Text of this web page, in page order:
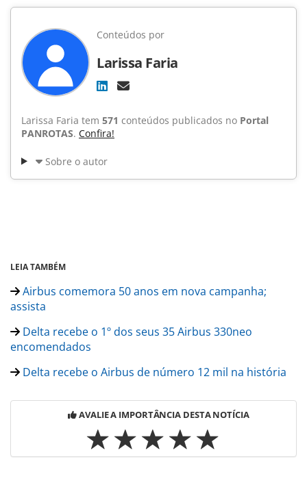
Conteúdos por
Larissa Faria
Larissa Faria tem 571 conteúdos publicados no Portal
PANROTAS. Confira!
Sobre o autor
LEIA TAMBÉM
Airbus comemora 50 anos em nova campanha;
assista
Delta recebe o 1º dos seus 35 Airbus 330neo
encomendados
Delta recebe o Airbus de número 12 mil na história
AVALIE A IMPORTÂNCIA DESTA NOTÍCIA